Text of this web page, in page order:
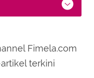
Fimela.com
terkini